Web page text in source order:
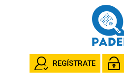
REGÍSTRATE